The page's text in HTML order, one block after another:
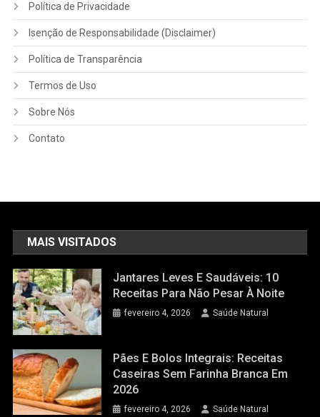
Política de Privacidade
Isenção de Responsabilidade (Disclaimer)
Política de Transparência
Termos de Uso
Sobre Nós
Contato
MAIS VISITADOS
Jantares Leves E Saudáveis: 10
Receitas Para Não Pesar À Noite
fevereiro 4, 2026 Saúde Natural
Pães E Bolos Integrais: Receitas
Caseiras Sem Farinha Branca Em
2026
fevereiro 4, 2026 Saúde Natural